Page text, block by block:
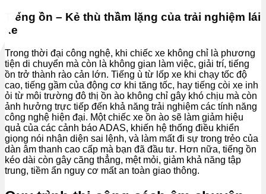
Tiếng ồn – Kẻ thù thầm lặng của trải nghiệm lái
xe
Trong thời đại công nghệ, khi chiếc xe không chỉ là phương
tiện di chuyển mà còn là không gian làm việc, giải trí, tiếng
ồn trở thành rào cản lớn. Tiếng ù từ lốp xe khi chạy tốc độ
cao, tiếng gầm của động cơ khi tăng tốc, hay tiếng còi xe inh
ỏi từ môi trường đô thị ồn ào không chỉ gây khó chịu mà còn
ảnh hưởng trực tiếp đến khả năng trải nghiệm các tính năng
công nghệ hiện đại. Một chiếc xe ồn ào sẽ làm giảm hiệu
quả của các cảnh báo ADAS, khiến hệ thống điều khiển
giọng nói nhận diện sai lệnh, và làm mất đi sự trong trẻo của
dàn âm thanh cao cấp mà bạn đã đầu tư. Hơn nữa, tiếng ồn
kéo dài còn gây căng thẳng, mệt mỏi, giảm khả năng tập
trung, tiềm ẩn nguy cơ mất an toàn giao thông.